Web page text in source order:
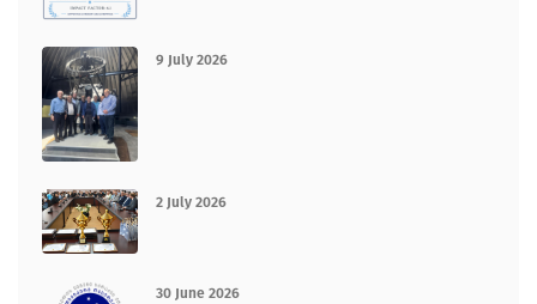
9 July 2026
2 July 2026
30 June 2026